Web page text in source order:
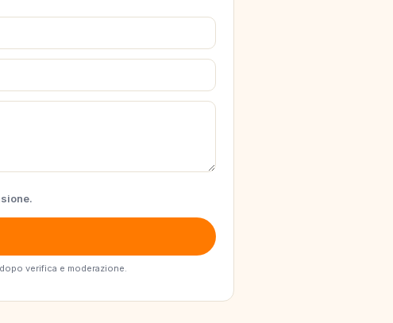
verifica e moderazione.